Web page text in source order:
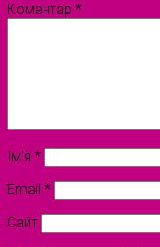
Коментар *
Ім'я *
Email *
Сайт